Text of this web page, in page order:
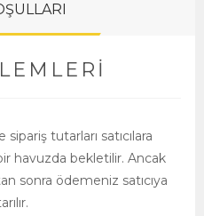
tutarları satıcılara
havuzda bekletilir. Ancak
sonra ödemeniz satıcıya